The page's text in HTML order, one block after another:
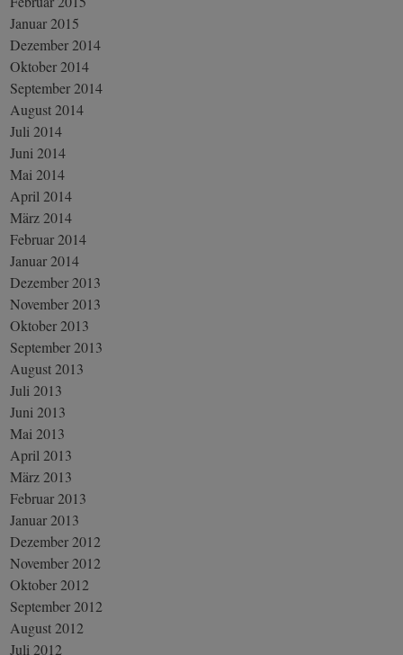
Januar 2015
Dezember 2014
Oktober 2014
September 2014
August 2014
Juli 2014
Juni 2014
Mai 2014
April 2014
März 2014
Februar 2014
Januar 2014
Dezember 2013
November 2013
Oktober 2013
September 2013
August 2013
Juli 2013
Juni 2013
Mai 2013
April 2013
März 2013
Februar 2013
Januar 2013
Dezember 2012
November 2012
Oktober 2012
September 2012
August 2012
Juli 2012